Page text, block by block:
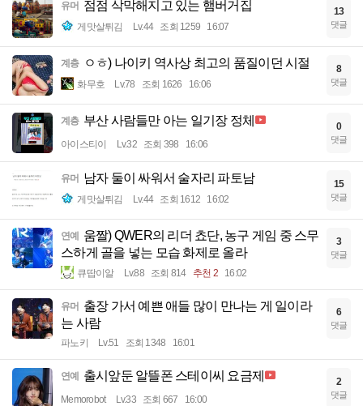
유머 점점 삭막해지고 있는 햄버거집
게맛살튀김 Lv.44 조회 1259 16:07
13
댓글
계층 ㅇㅎ) 나이키 역사상 최고의 품질이던 시절
화무호 Lv.78 조회 1626 16:06
8
댓글
계층 부산 사람들만 아는 일기장 정체
아이스티이 Lv.32 조회 398 16:06
0
댓글
유머 남자 둘이 싸워서 술자리 파토남
게맛살튀김 Lv.44 조회 1612 16:02
15
댓글
연예 움짤) QWER의 리더 쵸단, 농구 게임 중 스무
스하게 골을 넣는 모습 화제로 올라
큐땁이알 Lv.88 조회 814 추천 2 16:02
3
댓글
유머 출장 가서 예쁜 애들 많이 만나는 게 일이라
는 사람
파노키 Lv.51 조회 1348 16:01
6
댓글
연예 출시앞둔 알뜰폰 스테이씨 요금제
Memorobot Lv.33 조회 667 16:00
2
댓글